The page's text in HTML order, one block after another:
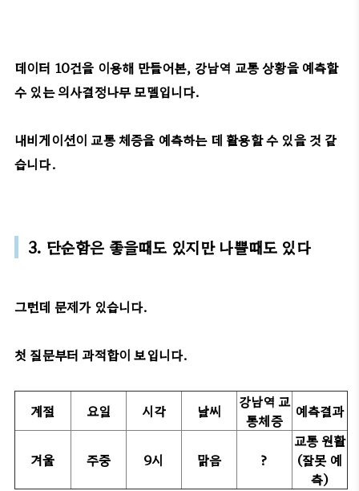
데이터 10건을 이용해 만들어본, 강남역 교통 상황을 예측할
수 있는 의사결정나무 모델입니다.
내비게이션이 교통 체증을 예측하는 데 활용할 수 있을 것 같
습니다.
3. 단순함은 좋을때도 있지만 나쁠때도 있다
그런데 문제가 있습니다.
첫 질문부터 과적합이 보입니다.
계절 요일 시각 날씨
강남역 교
통체증
예측결과
겨울 주중 9시 맑음 ?
교통 원활
(잘못 예
측)